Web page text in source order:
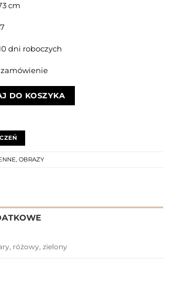
cm
dni roboczych
KWIATOWĄ SPINKĄ
DO KOSZYKA
, OBRAZY
różowy, zielony